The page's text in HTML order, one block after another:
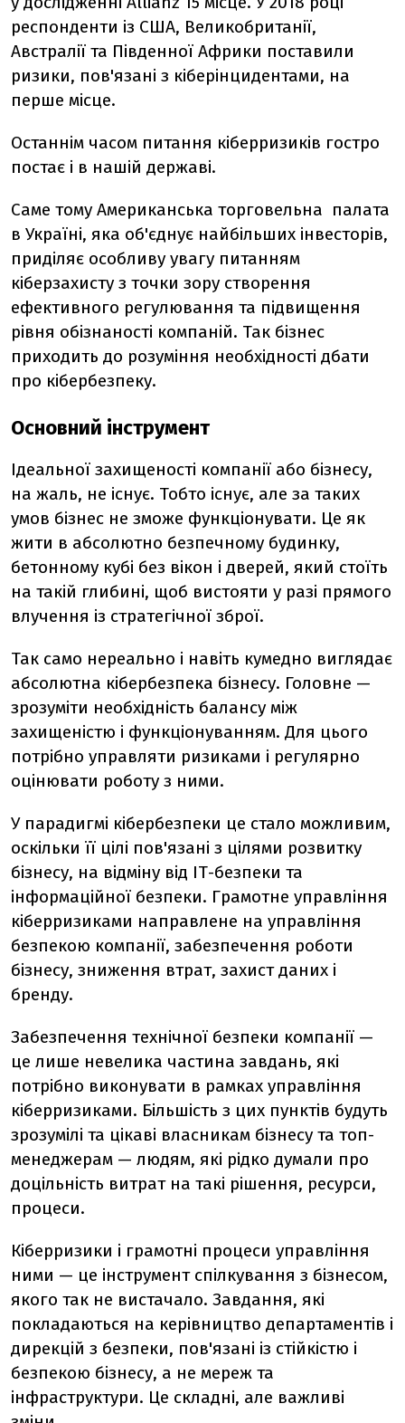
респонденти із США, Великобританії,
Австралії та Південної Африки поставили
ризики, пов'язані з кіберінцидентами, на
перше місце.
Останнім часом питання кіберризиків гостро
постає і в нашій державі.
Саме тому Американська торговельна палата
в Україні, яка об'єднує найбільших інвесторів,
приділяє особливу увагу питанням
кіберзахисту з точки зору створення
ефективного регулювання та підвищення
рівня обізнаності компаній. Так бізнес
приходить до розуміння необхідності дбати
про кібербезпеку.
Основний інструмент
Ідеальної захищеності компанії або бізнесу,
на жаль, не існує. Тобто існує, але за таких
умов бізнес не зможе функціонувати. Це як
жити в абсолютно безпечному будинку,
бетонному кубі без вікон і дверей, який стоїть
на такій глибині, щоб вистояти у разі прямого
влучення із стратегічної зброї.
Так само нереально і навіть кумедно виглядає
абсолютна кібербезпека бізнесу. Головне —
зрозуміти необхідність балансу між
захищеністю і функціонуванням. Для цього
потрібно управляти ризиками і регулярно
оцінювати роботу з ними.
У парадигмі кібербезпеки це стало можливим,
оскільки її цілі пов'язані з цілями розвитку
бізнесу, на відміну від ІТ-безпеки та
інформаційної безпеки. Грамотне управління
кіберризиками направлене на управління
безпекою компанії, забезпечення роботи
бізнесу, зниження втрат, захист даних і
бренду.
Забезпечення технічної безпеки компанії —
це лише невелика частина завдань, які
потрібно виконувати в рамках управління
кіберризиками. Більшість з цих пунктів будуть
зрозумілі та цікаві власникам бізнесу та топ-
менеджерам — людям, які рідко думали про
доцільність витрат на такі рішення, ресурси,
процеси.
Кіберризики і грамотні процеси управління
ними — це інструмент спілкування з бізнесом,
якого так не вистачало. Завдання, які
покладаються на керівництво департаментів і
дирекцій з безпеки, пов'язані із стійкістю і
безпекою бізнесу, а не мереж та
інфраструктури. Це складні, але важливі